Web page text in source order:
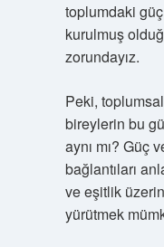
toplumdaki
kurulmuş
zorundayız.
Peki, toplumsal
bireylerin bu
aynı mı? Güç
bağlantıları
ve eşitlik
yürütmek